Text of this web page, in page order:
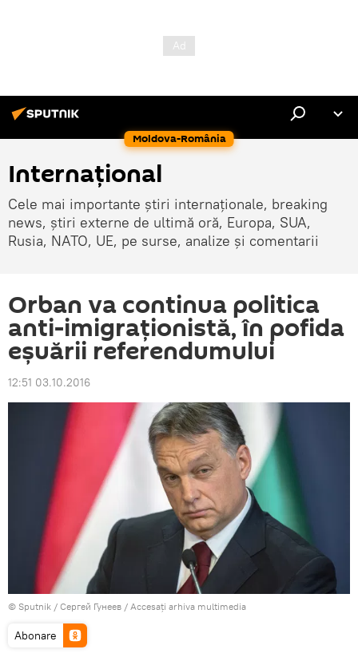
Moldova-România
Internaţional
Cele mai importante știri internaționale, breaking
news, știri externe de ultimă oră, Europa, SUA,
Rusia, NATO, UE, pe surse, analize și comentarii
Orban va continua politica
anti-imigraționistă, în pofida
eșuării referendumului
12:51 03.10.2016
© Sputnik / Сергей Гунеев / Accesați arhiva multimedia
Abonare